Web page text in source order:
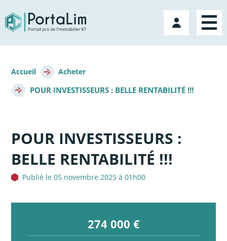
directement
au
contenu
Mon
compte
d'Ariane
Accueil Acheter
POUR INVESTISSEURS : BELLE RENTABILITÉ !!!
POUR INVESTISSEURS :
BELLE RENTABILITÉ !!!
Publié le 05 novembre 2025 à 01h00
274 000 €